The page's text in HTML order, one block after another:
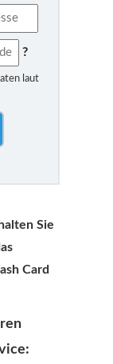
?
laut
Sie
Card